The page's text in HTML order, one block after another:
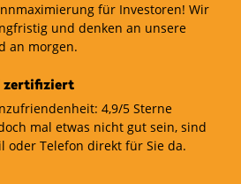
für Investoren! Wir
und denken an unsere
an morgen.
zertifiziert
4,9/5 Sterne
mal etwas nicht gut sein, sind
oder Telefon direkt für Sie da.